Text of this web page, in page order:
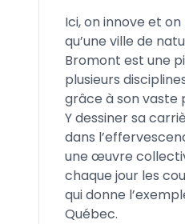
Ici, on innove et on
qu’une ville de
Bromont est une
plusieurs
grâce à son vaste
Y dessiner sa
dans
une œuvre
chaque jour les
qui donne
Québec.